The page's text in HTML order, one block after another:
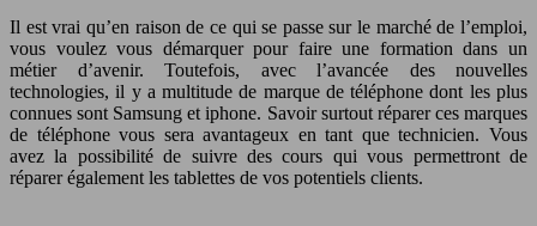
Il est vrai qu’en raison de ce qui se passe sur le marché de l’emploi,
vous voulez vous démarquer pour faire une formation dans un
métier d’avenir. Toutefois, avec l’avancée des nouvelles
technologies, il y a multitude de marque de téléphone dont les plus
connues sont Samsung et iphone. Savoir surtout réparer ces marques
de téléphone vous sera avantageux en tant que technicien. Vous
avez la possibilité de suivre des cours qui vous permettront de
réparer également les tablettes de vos potentiels clients.